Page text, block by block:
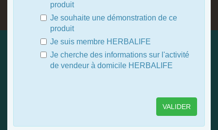
produit
Je souhaite une démonstration de ce
produit
Je suis membre HERBALIFE
Je cherche des informations sur l'activité
de vendeur à domicile HERBALIFE